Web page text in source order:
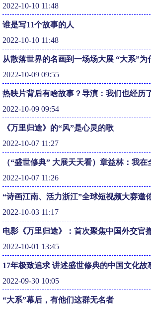
2022-10-10 11:48
谁是写11个故事的人
2022-10-10 11:48
从散落世界的名画到一场场大展 “大系”为
2022-10-09 09:55
热映片背后有啥故事？导演：我们也经历
2022-10-09 09:54
《万里归途》的“风”是心灵的歌
2022-10-07 11:27
（“盛世修典” 大展天天看）章益林：我
2022-10-07 11:26
“诗画江南、活力浙江”全球短视频大赛邀
2022-10-03 11:17
电影《万里归途》：首次聚焦中国外交官
2022-10-01 13:45
17年极致追求 讲述盛世修典的中国文化故
2022-09-30 10:05
“大系”幕后，有他们这群无名者